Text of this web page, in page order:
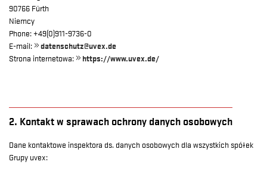
90766 Fürth
Niemcy
Phone: +49(0)911-9736-0
E-mail:
datenschutz@uvex.de
Strona internetowa:
https://www.uvex.de/
2. Kontakt w sprawach ochrony danych osobowych
Dane kontaktowe inspektora ds. danych osobowych dla wszystkich spółek
Grupy uvex: